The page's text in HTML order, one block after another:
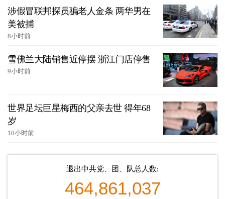
涉假冒联邦探员骗老人金条 两华男在
美被捕
8小时前
雪佛兰大陆销售近停摆 浙江门店停售
9小时前
世界足坛巨星梅西的父亲去世 得年68
岁
10小时前
退出中共党、团、队总人数:
464,861,037